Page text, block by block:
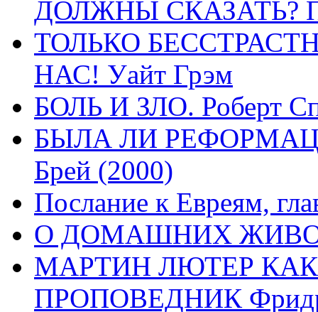
ДОЛЖНЫ СКАЗАТЬ?
ТОЛЬКО
НАС! Уайт Грэм
БОЛЬ И ЗЛО. Роберт
БЫЛА ЛИ
Брей (2000)
Послание к Евреям,
О ДОМАШНИХ
МАРТИН ЛЮТЕР
ПРОПОВЕДНИК